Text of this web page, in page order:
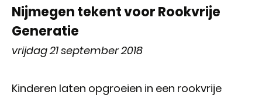
Nijmegen tekent voor Rookvrije
Generatie
vrijdag 21 september 2018
Kinderen laten opgroeien in een rookvrije